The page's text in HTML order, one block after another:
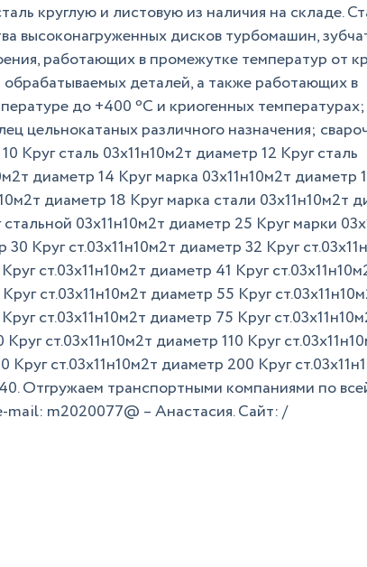
круглую и листовую из наличия на складе.
высоконагруженных дисков турбомашин,
работающих в промежутке температур от
деталей, а также работающих в
до +400 ºС и криогенных температурах;
цельнокатаных различного назначения;
Круг сталь 03х11н10м2т диаметр 12 Круг сталь
диаметр 14 Круг марка 03х11н10м2т диаметр
диаметр 18 Круг марка стали 03х11н10м2т
03х11н10м2т диаметр 25 Круг марки
Круг ст.03х11н10м2т диаметр 32 Круг
ст.03х11н10м2т диаметр 41 Круг
ст.03х11н10м2т диаметр 55 Круг
ст.03х11н10м2т диаметр 75 Круг
ст.03х11н10м2т диаметр 110 Круг
ст.03х11н10м2т диаметр 200 Круг
Отгружаем транспортными компаниями по
mail: m2020077@ – Анастасия. Сайт: /